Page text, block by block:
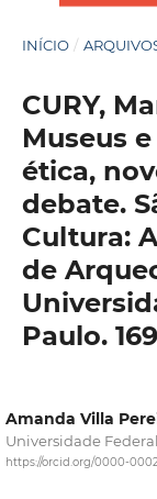
INÍCIO /
CURY,
Museus
ética,
debate.
Cultura:
de
Paulo.
Amanda Villa
Universidade
https://orcid.org/0000-